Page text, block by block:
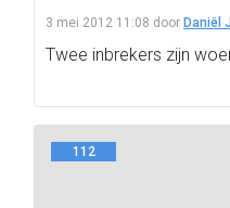
3 mei 2012 11:08 door Daniël
Twee inbrekers zijn
112